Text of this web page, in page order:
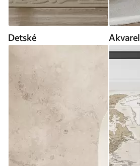
Detské Akvarel